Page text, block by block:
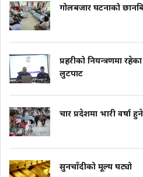
गोलबजार घटनाको
प्रहरीको नियन्त्रणमा
लुटपाट
चार प्रदेशमा भारी वर्षा
सुनचाँदीको मूल्य घट्यो